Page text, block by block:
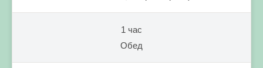
1 час
Обед